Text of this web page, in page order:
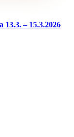
13.3. – 15.3.2026